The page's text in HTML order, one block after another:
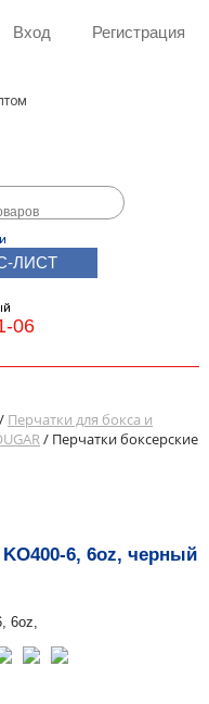
Вход Регистрация
ЛИСТ
06
/ Перчатки для бокса и
/ Перчатки боксерские
6, 6oz, черный